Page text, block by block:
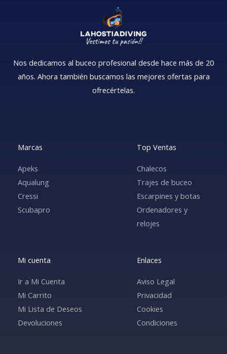
Nos dedicamos al buceo profesional desde hace más de 20
años. Ahora también buscamos las mejores ofertas para
ofrecértelas.
Marcas
Apeks
Aqualung
Cressi
Scubapro
Top Ventas
Chalecos
Trajes de buceo
Escarpines y botas
Ordenadores y
relojes
Mi cuenta
Ir a Mi Cuenta
Mi Carrito
Mi Lista de Deseos
Devoluciones
Enlaces
Aviso Legal
Privacidad
Cookies
Condiciones